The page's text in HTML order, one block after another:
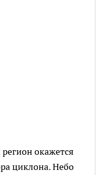
окажется
циклона. Небо